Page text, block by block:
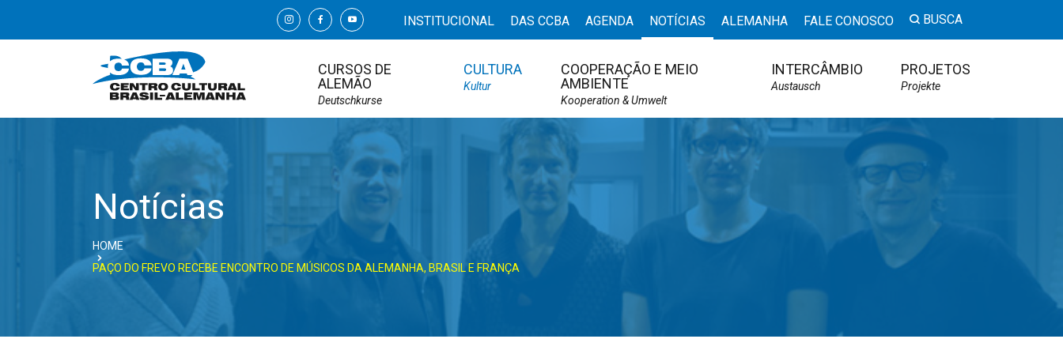
INSTITUCIONAL DAS CCBA AGENDA NOTÍCIAS ALEMANHA FALE CONOSCO BUSCA
CURSOS DE
ALEMÃO
Deutschkurse
CULTURA
Kultur
COOPERAÇÃO E MEIO
AMBIENTE
Kooperation & Umwelt
INTERCÂMBIO
Austausch
PROJETOS
Projekte
Notícias
HOME
PAÇO DO FREVO RECEBE ENCONTRO DE MÚSICOS DA ALEMANHA, BRASIL E FRANÇA